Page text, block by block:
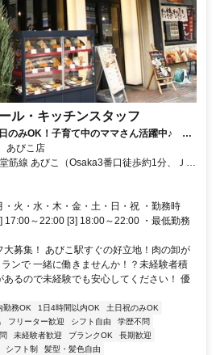
ル・キッチンスタッフ
のみOK！子育て中のママさん活躍中♪ ★
採用中
あびこ店
筋線 あびこ（Osaka3番口徒歩約1分、ＪＲ
南出口徒歩約12分、ＪＲ阪和線 杉本町東
火・水・木・金・土・日・祝 ・勤務時
17:00～22:00 [3] 18:00～22:00 ・最低勤務
募集！ あびこ駅すぐの好立地！肉の卸が
ンで 一緒に働きませんか！？未経験者積
るので未経験でも安心してください！ 優
勤務OK 1日4時間以内OK
土日祝のみOK
フリーター歓迎 シフト自由
学歴不問
未経験者歓迎 ブランクOK
長期歓迎
シフト制 髪型・髪色自由